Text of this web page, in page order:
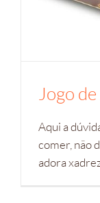
Jogo
Aqui a
comer, não
adora